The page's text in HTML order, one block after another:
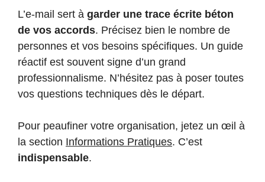
L’e-mail sert à garder une trace écrite béton
de vos accords. Précisez bien le nombre de
personnes et vos besoins spécifiques. Un guide
réactif est souvent signe d’un grand
professionnalisme. N’hésitez pas à poser toutes
vos questions techniques dès le départ.
Pour peaufiner votre organisation, jetez un œil à
la section Informations Pratiques. C’est
indispensable.